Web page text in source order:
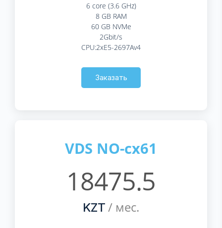
6 core (3.6 GHz)
8 GB RAM
60 GB NVMe
2Gbit/s
CPU:2xE5-2697Av4
Заказать
VDS NO-cx61
18475.5
KZT / мес.